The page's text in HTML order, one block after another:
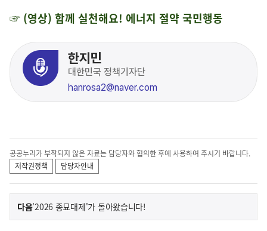
☞ (영상) 함께 실천해요! 에너지 절약 국민행동
한지민
대한민국 정책기자단
hanrosa2@naver.com
공공누리가 부착되지 않은 자료는 담당자와 협의한 후에 사용하여 주시기 바랍니다.
저작권정책
담당자안내
이
전
다음기
사
'2026 종묘대제'가 돌아왔습니다!